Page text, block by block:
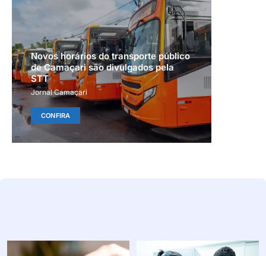
Novos horários do transporte público
de Camaçari são divulgados pela
STT
Jornal Camaçari
CONFIRA